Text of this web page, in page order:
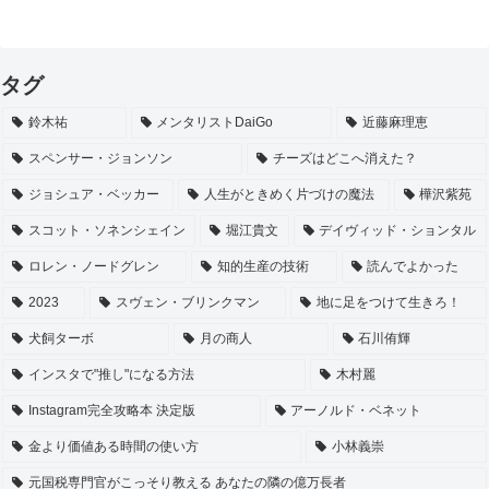
タグ
鈴木祐 メンタリストDaiGo 近藤麻理恵
スペンサー・ジョンソン チーズはどこへ消えた？
ジョシュア・ベッカー 人生がときめく片づけの魔法 樺沢紫苑
スコット・ソネンシェイン 堀江貴文 デイヴィッド・ションタル
ロレン・ノードグレン 知的生産の技術 読んでよかった
2023 スヴェン・ブリンクマン 地に足をつけて生きろ！
犬飼ターボ 月の商人 石川侑輝
インスタで"推し"になる方法 木村麗
Instagram完全攻略本 決定版 アーノルド・ベネット
金より価値ある時間の使い方 小林義崇
元国税専門官がこっそり教える あなたの隣の億万長者